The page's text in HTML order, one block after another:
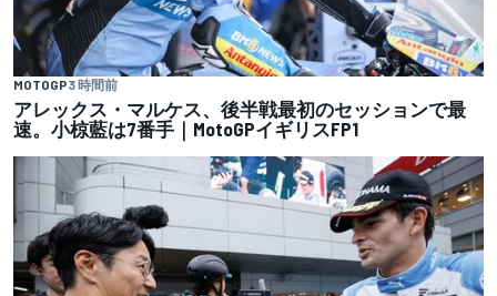
MOTOGP3 時間前
アレックス・マルケス、後半戦最初のセッションで最
速。小椋藍は7番手｜MotoGPイギリスFP1